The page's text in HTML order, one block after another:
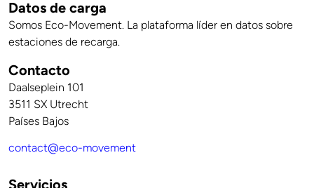
Contacto
Daalseplein 101
3511 SX Utrecht
Países Bajos
contact@eco-movement
Servicios
Datos de carga
Somos Eco-Movement. La plataforma líder en datos sobre
estaciones de recarga.